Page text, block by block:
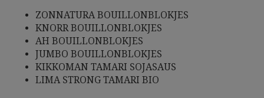
ZONNATURA BOUILLONBLOKJES
KNORR BOUILLONBLOKJES
AH BOUILLONBLOKJES
JUMBO BOUILLONBLOKJES
KIKKOMAN TAMARI SOJASAUS
LIMA STRONG TAMARI BIO